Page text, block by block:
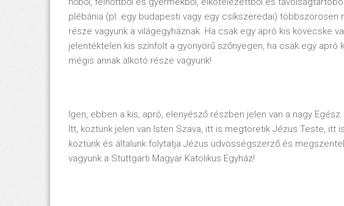
plébánia (pl. egy budapesti vagy egy csíkszeredai) többszörösen
része vagyunk a világegyháznak. Ha csak egy apró kis kövecske
jelentéktelen kis színfolt a gyönyörű szőnyegen, ha csak egy apró
mégis annak alkotó része vagyunk!
Igen, ebben a kis, apró, elenyésző részben jelen van a nagy
Itt, köztünk jelen van Isten Szava, itt is megtöretik Jézus Teste, itt
köztünk és általunk folytatja Jézus üdvösségszerző és
vagyunk a Stuttgarti Magyar Katolikus Egyház!